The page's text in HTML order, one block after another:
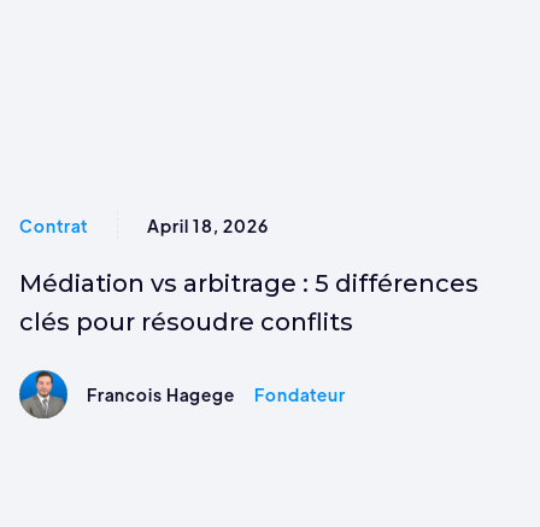
Contrat April 18, 2026
Médiation vs arbitrage : 5 différences
clés pour résoudre conflits
Francois Hagege Fondateur